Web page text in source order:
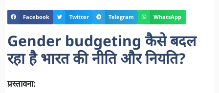
Facebook Twitter Telegram WhatsApp
Gender budgeting कैसे बदल
रहा है भारत की नीति और नियति?
प्रस्तावना: